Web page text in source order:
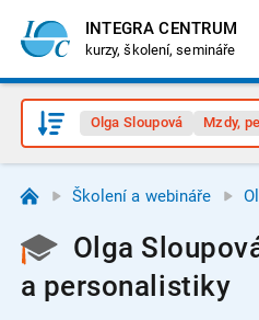
INTEGRA CENTRUM
kurzy, školení, semináře
Olga Sloupová Mzdy,
Školení a webináře
Olga
a personalistiky